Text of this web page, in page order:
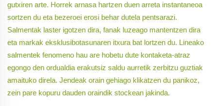
gutxiren arte. Horrek arnasa hartzen duen arreta instantaneoa
sortzen du eta bezeroei erosi behar dutela pentsarazi.
Salmentak laster igotzen dira, fanak luzeago mantentzen dira
eta markak eksklusibotasunaren itxura bat lortzen du. Lineako
salmentek fenomeno hau are hobetu dute kontaketa-atraz
egongo den ordualdia erakutsiz saldu aurretik zerbitzu guztiak
amaituko direla. Jendeak orain gehiago klikatzen du panikoz,
zein pare kopuru dauden oraindik stockean jakinda.